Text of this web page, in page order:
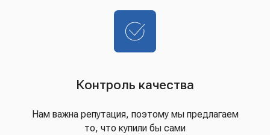
Контроль качества
Нам важна репутация, поэтому мы предлагаем
то, что купили бы сами